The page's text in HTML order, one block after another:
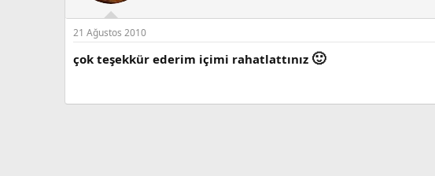
21 Ağustos 2010
çok teşekkür ederim içimi rahatlattınız 🙂